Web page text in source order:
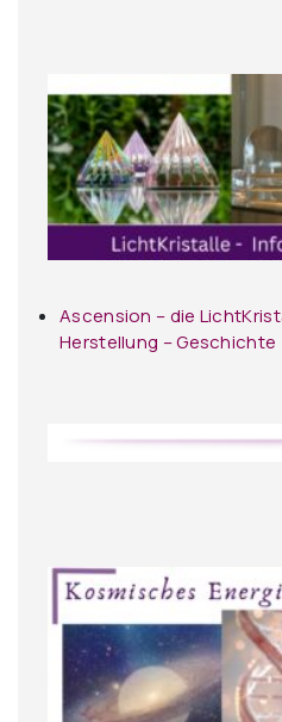
Ascension – die
Herstellung – Geschichte